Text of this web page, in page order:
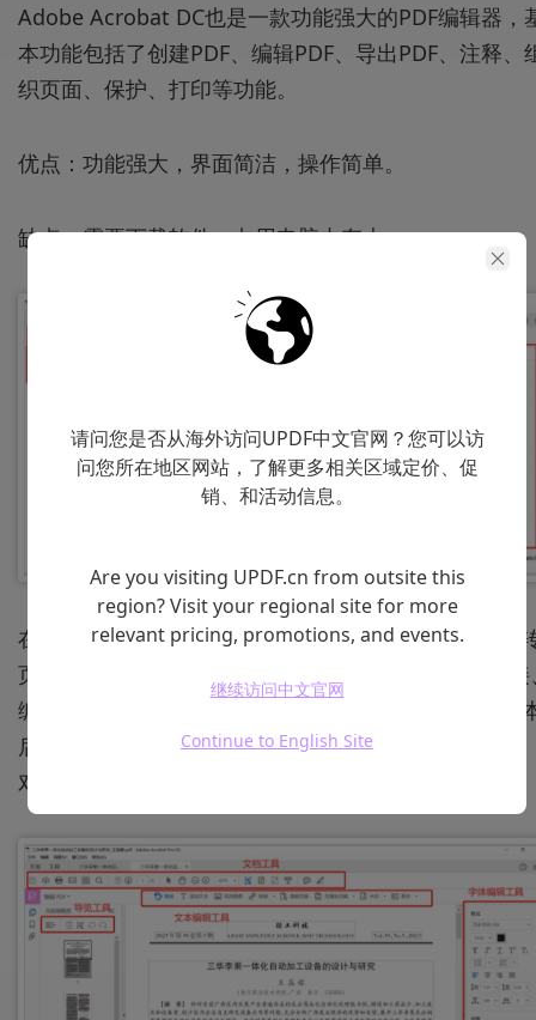
请问您是否从海外访问UPDF中文官网？您可以访
问您所在地区网站，了解更多相关区域定价、促
销、和活动信息。
Are you visiting UPDF.cn from outsite this
region? Visit your regional site for more
relevant pricing, promotions, and events.
继续访问中文官网
Continue to English Site
Adobe Acrobat DC也是一款功能强大的PDF编辑器，
本功能包括了创建PDF、编辑PDF、导出PDF、注释、
织页面、保护、打印等功能。
优点：功能强大，界面简洁，操作简单。
缺点：需要下载软件，占用电脑内存大。
在Adobe的PDF编辑功能里，右边工具栏可以删除/旋
页面，上方工具栏可以裁剪页面、添加文本/图像/链接
编辑页眉页脚、添加水印/书签、设置背景等，选中文
后可以在右侧工具栏里改变字体大小、上下标、格式、
对齐方式和间距等。